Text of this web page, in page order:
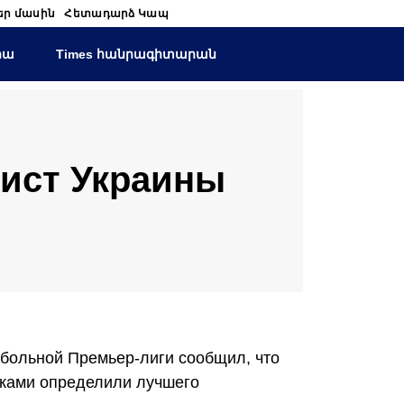
մասին Հետադարձ Կապ
Times հանրագիտարան
Украины
Премьер-лиги сообщил, что
определили лучшего